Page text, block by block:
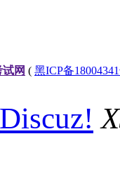
网 ( 黑ICP备
Discuz!